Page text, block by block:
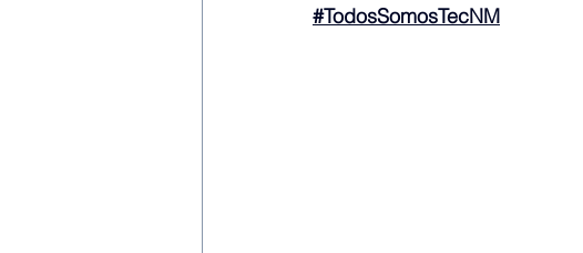
#TodosSomosTecNM